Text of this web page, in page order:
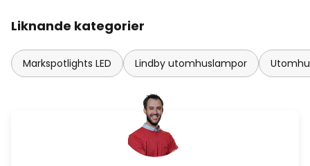
Liknande kategorier
Markspotlights LED Lindby utomhuslampor